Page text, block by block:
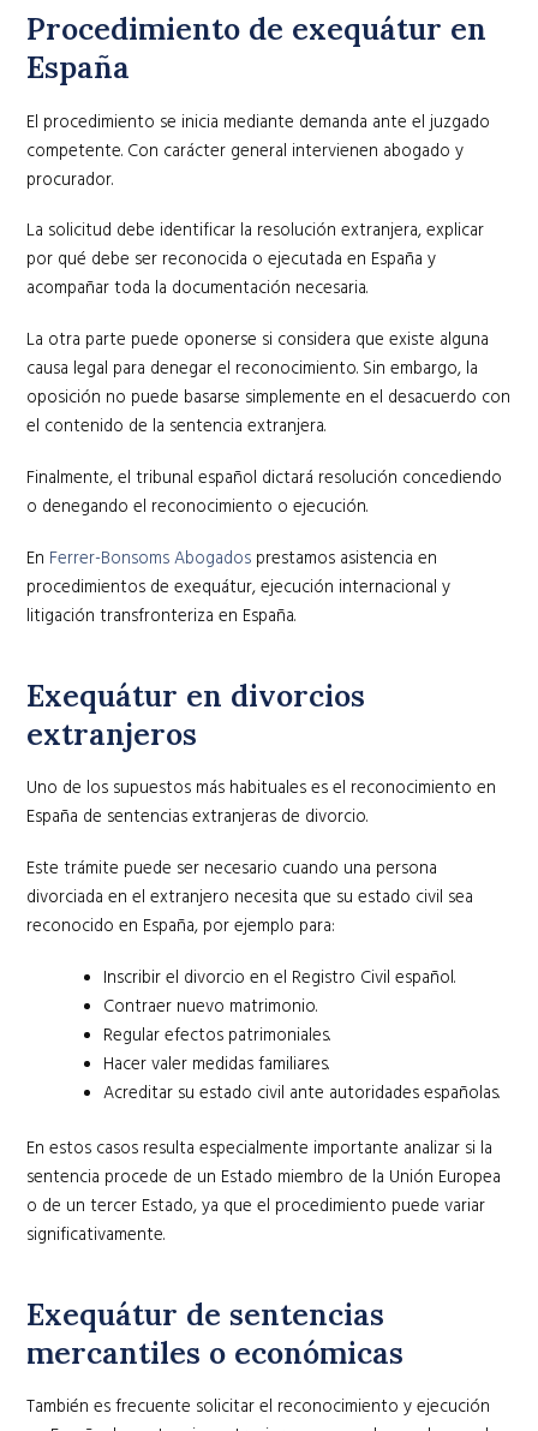
Procedimiento de exequátur en
España
El procedimiento se inicia mediante demanda ante el juzgado
competente. Con carácter general intervienen abogado y
procurador.
La solicitud debe identificar la resolución extranjera, explicar
por qué debe ser reconocida o ejecutada en España y
acompañar toda la documentación necesaria.
La otra parte puede oponerse si considera que existe alguna
causa legal para denegar el reconocimiento. Sin embargo, la
oposición no puede basarse simplemente en el desacuerdo con
el contenido de la sentencia extranjera.
Finalmente, el tribunal español dictará resolución concediendo
o denegando el reconocimiento o ejecución.
En Ferrer-Bonsoms Abogados prestamos asistencia en
procedimientos de exequátur, ejecución internacional y
litigación transfronteriza en España.
Exequátur en divorcios
extranjeros
Uno de los supuestos más habituales es el reconocimiento en
España de sentencias extranjeras de divorcio.
Este trámite puede ser necesario cuando una persona
divorciada en el extranjero necesita que su estado civil sea
reconocido en España, por ejemplo para:
Inscribir el divorcio en el Registro Civil español.
Contraer nuevo matrimonio.
Regular efectos patrimoniales.
Hacer valer medidas familiares.
Acreditar su estado civil ante autoridades españolas.
En estos casos resulta especialmente importante analizar si la
sentencia procede de un Estado miembro de la Unión Europea
o de un tercer Estado, ya que el procedimiento puede variar
significativamente.
Exequátur de sentencias
mercantiles o económicas
También es frecuente solicitar el reconocimiento y ejecución